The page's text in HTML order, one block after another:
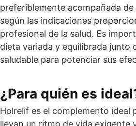
preferiblemente acompañada de
según las indicaciones
profesional de la salud. Es
dieta variada y equilibrada junto
saludable para potenciar sus
¿Para quién es
Holrelif es el complemento ideal
llevan un ritmo de vida exigente